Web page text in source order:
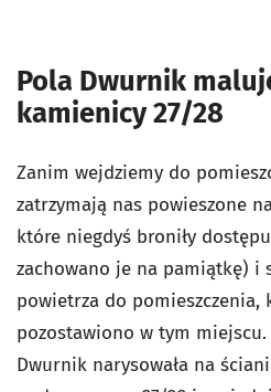
Pola Dwurnik
kamienicy 27/28
Zanim wejdziemy do
zatrzymają nas powieszone
które niegdyś broniły
zachowano je na pamiątkę) i
powietrza do pomieszczenia,
pozostawiono w tym miejscu.
Dwurnik narysowała na